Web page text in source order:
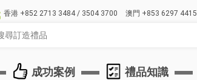
香港 +852 2713 3484 / 3504 3700 澳門 +853 6297 4415
成功案例 禮品知識